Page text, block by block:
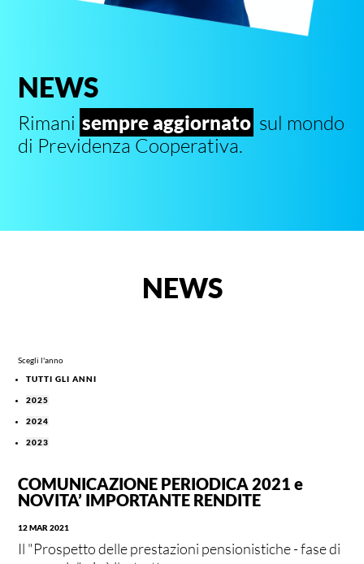
NEWS
Rimani sempre aggiornato sul mondo
di Previdenza Cooperativa.
NEWS
Scegli l'anno
TUTTI GLI ANNI
2025
2024
2023
COMUNICAZIONE PERIODICA 2021 e
NOVITA’ IMPORTANTE RENDITE
12 MAR 2021
Il "Prospetto delle prestazioni pensionistiche - fase di